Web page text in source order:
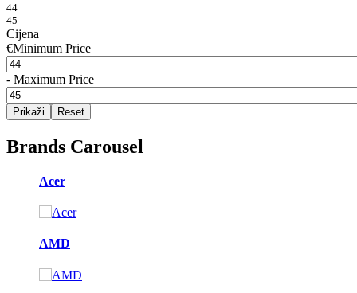
44
45
Cijena
€Minimum Price
- Maximum Price
Prikaži Reset
Brands Carousel
Acer
AMD